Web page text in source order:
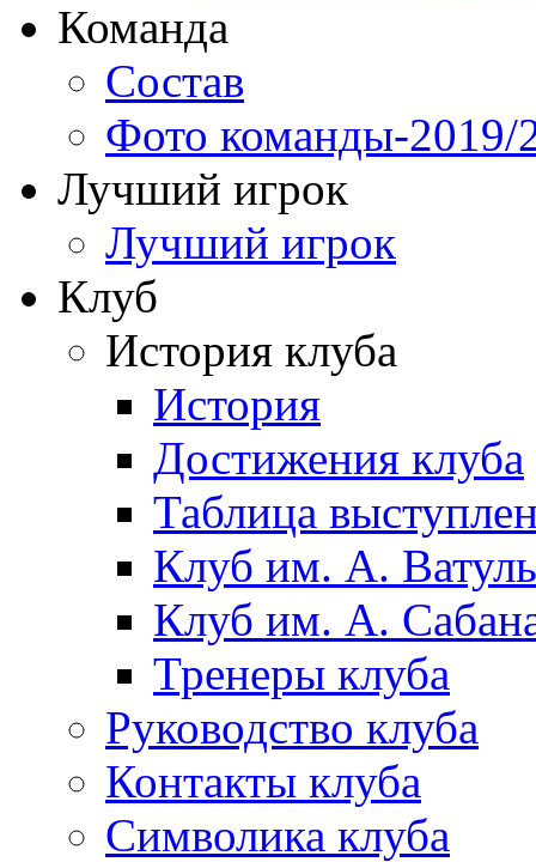
Команда
Состав
Фото команды-2019/
Лучший игрок
Лучший игрок
Клуб
История клуба
История
Достижения клуба
Таблица
Клуб им. А.
Клуб им. А.
Тренеры клуба
Руководство клуба
Контакты клуба
Символика клуба